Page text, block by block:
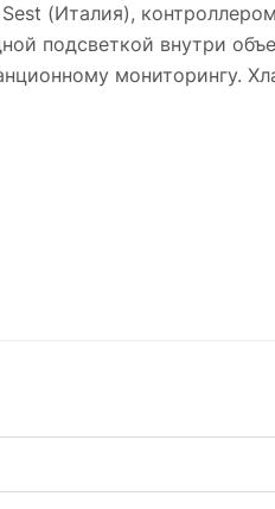
(Италия),
подсветкой внутри
мониторингу.